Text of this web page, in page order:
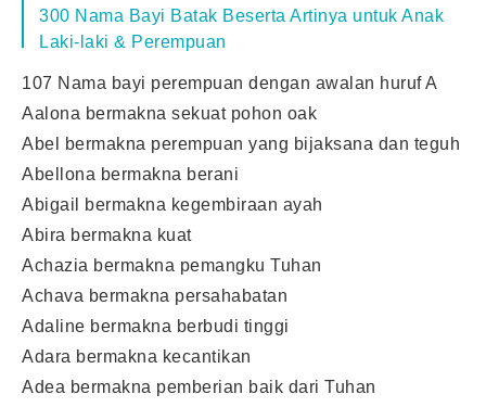
300 Nama Bayi Batak Beserta Artinya untuk Anak
Laki-laki & Perempuan
107 Nama bayi perempuan dengan awalan huruf A
Aalona bermakna sekuat pohon oak
Abel bermakna perempuan yang bijaksana dan teguh
Abellona bermakna berani
Abigail bermakna kegembiraan ayah
Abira bermakna kuat
Achazia bermakna pemangku Tuhan
Achava bermakna persahabatan
Adaline bermakna berbudi tinggi
Adara bermakna kecantikan
Adea bermakna pemberian baik dari Tuhan